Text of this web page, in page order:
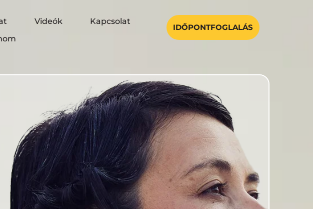
Videók
Kapcsolat
IDŐPONTFOGLALÁS